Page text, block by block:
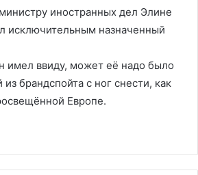
иностранных дел Элине
исключительным назначенный
имел ввиду, может её надо было
из брандспойта с ног снести, как
Европе.